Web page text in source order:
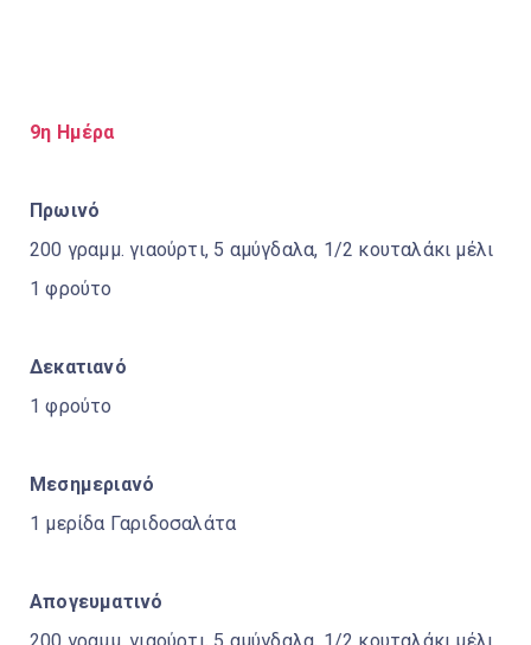
9η Ημέρα
Πρωινό
200 γραμμ. γιαούρτι, 5 αμύγδαλα, 1/2 κουταλάκι μέλι
1 φρούτο
Δεκατιανό
1 φρούτο
Μεσημεριανό
1 μερίδα Γαριδοσαλάτα
Απογευματινό